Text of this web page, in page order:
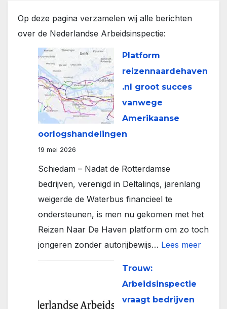
Op deze pagina verzamelen wij alle berichten
over de Nederlandse Arbeidsinspectie:
Platform
reizennaardehaven
.nl groot succes
vanwege
Amerikaanse
oorlogshandelingen
19 mei 2026
Schiedam – Nadat de Rotterdamse
bedrijven, verenigd in Deltalinqs, jarenlang
weigerde de Waterbus financieel te
ondersteunen, is men nu gekomen met het
Reizen Naar De Haven platform om zo toch
jongeren zonder autorijbewijs… Lees meer:
Trouw:
Arbeidsinspectie
vraagt bedrijven